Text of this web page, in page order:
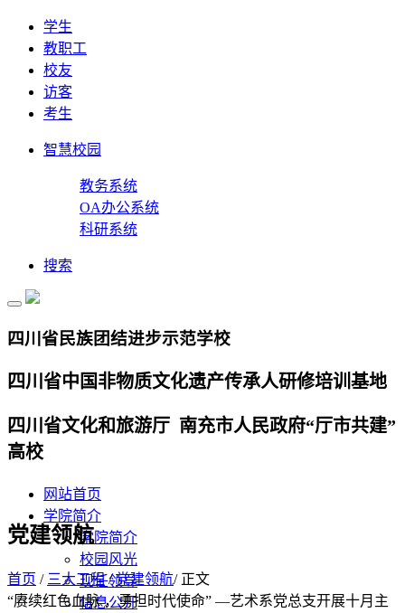
学生
教职工
校友
访客
考生
智慧校园
教务系统
OA办公系统
科研系统
搜索
四川省民族团结进步示范学校
四川省中国非物质文化遗产传承人研修培训基地
四川省文化和旅游厅 南充市人民政府“厅市共建”
高校
网站首页
学院简介
学院简介
校园风光
现任领导
信息公开
党建领航
首页 / 三大工程/党建领航/ 正文
“赓续红色血脉 ，勇担时代使命” —艺术系党总支开展十月主